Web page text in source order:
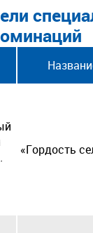
«Гордость